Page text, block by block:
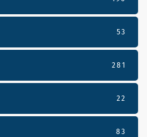
53
281
22
83